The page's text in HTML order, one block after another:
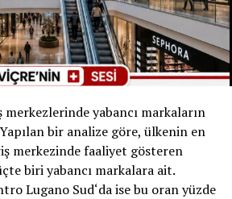
Olumsuz Etkiliyor
merkezlerinde yabancı markaların
Yapılan bir analize göre, ülkenin en
merkezinde faaliyet gösteren
biri yabancı markalara ait.
Lugano Sud‘da ise bu oran yüzde